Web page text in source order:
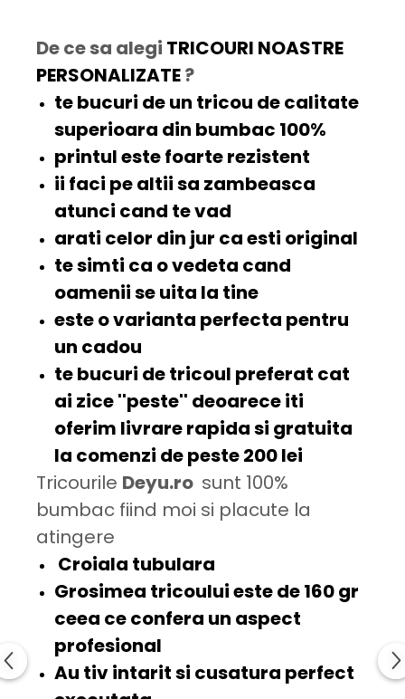
De ce sa alegi TRICOURI NOASTRE
PERSONALIZATE?
te bucuri de un tricou decalitate
superioara din bumbac 100%
printul estefoarte rezistent
ii faci pe altii sa zambeasca
atunci cand te vad
arati celor din jur ca esti original
te simti ca ovedeta cand
oamenii se uita la tine
este o varianta perfecta pentru
un cadou
te bucuri de tricoul preferat cat
ai zice''peste'' deoarece iti
oferim livrare rapidasi gratuita
la comenzi de peste 200 lei
Tricourile Deyu.ro sunt 100%
bumbac fiind moi si placute la
atingere
Croiala tubulara
Grosimea tricoului este de160 gr
ceea ce confera un aspect
profesional
Au tiv intarit si cusatura perfect